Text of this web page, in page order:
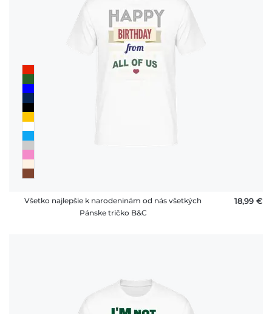
Všetko najlepšie k narodeninám od nás všetkých
Pánske tričko B&C
18,99 €